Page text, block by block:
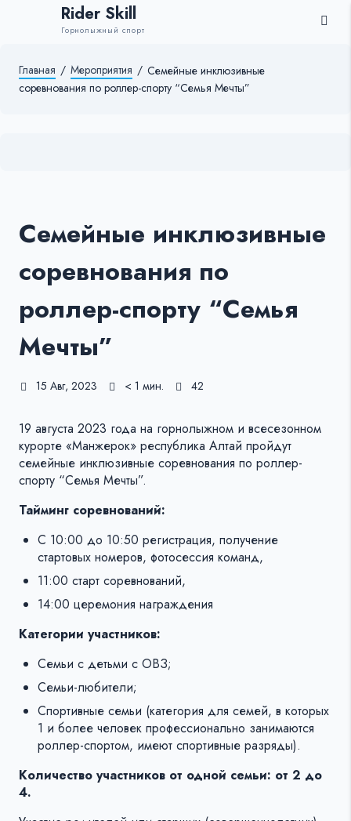
Rider Skill
Горнолыжный спорт
Главная / Мероприятия / Семейные инклюзивные
соревнования по роллер-спорту “Семья Мечты”
Семейные инклюзивные
соревнования по
роллер-спорту “Семья
Мечты”
15 Авг, 2023 < 1 мин. 42
19 августа 2023 года на горнолыжном и всесезонном
курорте «Манжерок» республика Алтай пройдут
семейные инклюзивные соревнования по роллер-
спорту “Семья Мечты”.
Тайминг соревнований:
С 10:00 до 10:50 регистрация, получение
стартовых номеров, фотосессия команд,
11:00 старт соревнований,
14:00 церемония награждения
Категории участников:
Семьи с детьми с ОВЗ;
Семьи-любители;
Спортивные семьи (категория для семей, в которых
1 и более человек профессионально занимаются
роллер-спортом, имеют спортивные разряды).
Количество участников от одной семьи: от 2 до
4.